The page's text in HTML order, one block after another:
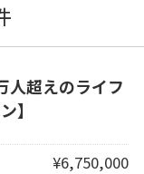
人超えのライフ
】
¥6,750,000